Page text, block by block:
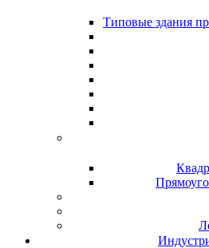
Типовые здания